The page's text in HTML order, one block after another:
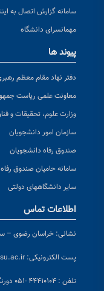
سامانه گزارش اتصال به
مهمانسرای دانشگاه
پیوند ها
دفتر نهاد مقام معظم
معاونت علمی ریاست
وزارت علوم، تحقیقات و
سازمان امور دانشجویان
صندوق رفاه دانشجویان
سامانه حامیان صندوق
سایر دانشگاههای دولتی
اطلاعات تماس
نشانی: خراسان رضوی –
پست الکترونیکی:
تلفن : ۴۴۴۱۰۱۰۴ -۰۵۱